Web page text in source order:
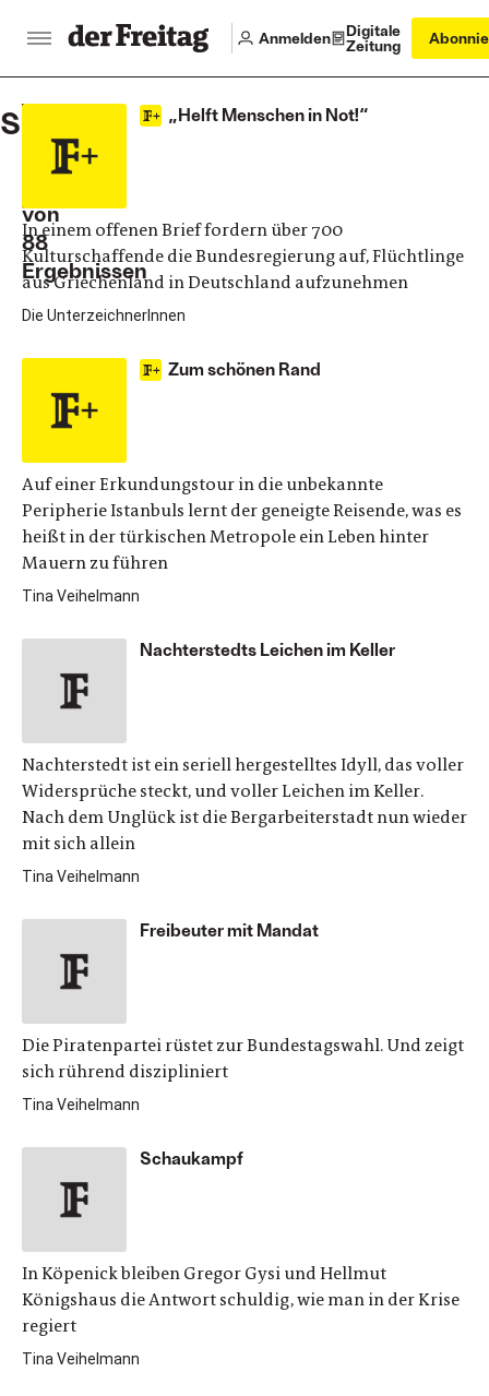
Anmelden
Digitale
Zeitung
Suchen
von
88
Ergebnissen
„Helft Menschen in Not!“
In einem offenen Brief fordern über 700
Kulturschaffende die Bundesregierung auf, Flüchtlinge
aus Griechenland in Deutschland aufzunehmen
Die UnterzeichnerInnen
Zum schönen Rand
Auf einer Erkundungstour in die unbekannte
Peripherie Istanbuls lernt der geneigte Reisende, was es
heißt in der türkischen Metropole ein Leben hinter
Mauern zu führen
Tina Veihelmann
Nachterstedts Leichen im Keller
Nachterstedt ist ein seriell hergestelltes Idyll, das voller
Widersprüche steckt, und voller Leichen im Keller.
Nach dem Unglück ist die Bergarbeiterstadt nun wieder
mit sich allein
Tina Veihelmann
Freibeuter mit Mandat
Die Piratenpartei rüstet zur Bundestagswahl. Und zeigt
sich rührend diszipliniert
Tina Veihelmann
Schaukampf
In Köpenick bleiben Gregor Gysi und Hellmut
Königshaus die Antwort schuldig, wie man in der Krise
regiert
Tina Veihelmann